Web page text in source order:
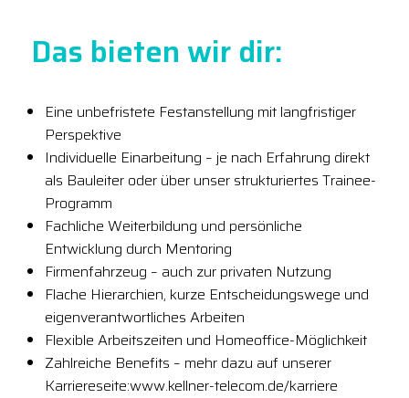
Das bieten wir dir:
Eine unbefristete Festanstellung mit langfristiger
Perspektive
Individuelle Einarbeitung – je nach Erfahrung direkt
als Bauleiter oder über unser strukturiertes Trainee-
Programm
Fachliche Weiterbildung und persönliche
Entwicklung durch Mentoring
Firmenfahrzeug – auch zur privaten Nutzung
Flache Hierarchien, kurze Entscheidungswege und
eigenverantwortliches Arbeiten
Flexible Arbeitszeiten und Homeoffice-Möglichkeit
Zahlreiche Benefits – mehr dazu auf unserer
Karriereseite:www.kellner-telecom.de/karriere